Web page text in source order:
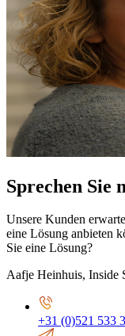
Sprechen Sie
Unsere Kunden
eine Lösung anbieten
Sie eine Lösung?
Aafje Heinhuis, Inside
+31 (0)521 533